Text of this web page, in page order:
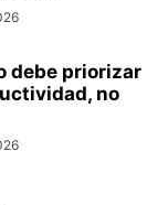
debe priorizar
no